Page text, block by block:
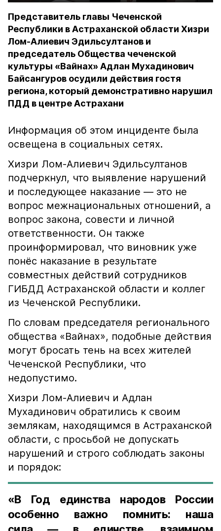
Представитель главы Чеченской
Республики в Астраханской области Хизри
Лом-Алиевич Эдильсултанов и
председатель Общества чеченской
культуры «Вайнах» Адлан Мухадинович
Байсангуров осудили действия гостя
региона, который демонстративно нарушил
ПДД в центре Астрахани
Информация об этом инциденте была
освещена в социальных сетях.
Хизри Лом-Алиевич Эдильсултанов
подчеркнул, что выявление нарушений
и последующее наказание — это не
вопрос межнациональных отношений, а
вопрос закона, совести и личной
ответственности. Он также
проинформировал, что виновник уже
понёс наказание в результате
совместных действий сотрудников
ГИБДД Астраханской области и коллег
из Чеченской Республики.
По словам председателя регионального
общества «Вайнах», подобные действия
могут бросать тень на всех жителей
Чеченской Республики, что
недопустимо.
Хизри Лом-Алиевич и Адлан
Мухадинович обратились к своим
землякам, находящимся в Астраханской
области, с просьбой не допускать
нарушений и строго соблюдать законы
и порядок:
«В Год единства народов России
особенно важно помнить: наша